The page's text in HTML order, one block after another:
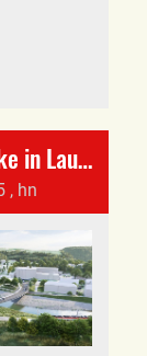
Naubrücke in Laufen
, hn